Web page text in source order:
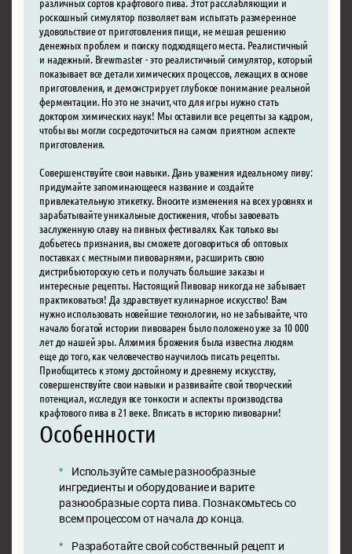
роскошный симулятор позволяет вам испытать размеренное
удовольствие от приготовления пищи, не мешая решению
денежных проблем и поиску подходящего места. Реалистичный
и надежный. Brewmaster - это реалистичный симулятор, который
показывает все детали химических процессов, лежащих в основе
приготовления, и демонстрирует глубокое понимание реальной
ферментации. Но это не значит, что для игры нужно стать
доктором химических наук! Мы оставили все рецепты за кадром,
чтобы вы могли сосредоточиться на самом приятном аспекте
приготовления.
Совершенствуйте свои навыки. Дань уважения идеальному пиву:
придумайте запоминающееся название и создайте
привлекательную этикетку. Вносите изменения на всех уровнях и
зарабатывайте уникальные достижения, чтобы завоевать
заслуженную славу на пивных фестивалях. Как только вы
добьетесь признания, вы сможете договориться об оптовых
поставках с местными пивоварнями, расширить свою
дистрибьюторскую сеть и получать большие заказы и
интересные рецепты. Настоящий Пивовар никогда не забывает
практиковаться! Да здравствует кулинарное искусство! Вам
нужно использовать новейшие технологии, но не забывайте, что
начало богатой истории пивоварен было положено уже за 10 000
лет до нашей эры. Алхимия брожения была известна людям
еще до того, как человечество научилось писать рецепты.
Приобщитесь к этому достойному и древнему искусству,
совершенствуйте свои навыки и развивайте свой творческий
потенциал, исследуя все тонкости и аспекты производства
крафтового пива в 21 веке. Вписать в историю пивоварни!
Особенности
Используйте самые разнообразные
ингредиенты и оборудование и варите
разнообразные сорта пива. Познакомьтесь со
всем процессом от начала до конца.
Разработайте свой собственный рецепт и